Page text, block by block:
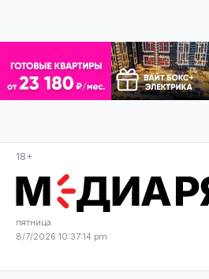
18+
пятница
8/7/2026 10:37:16 pm